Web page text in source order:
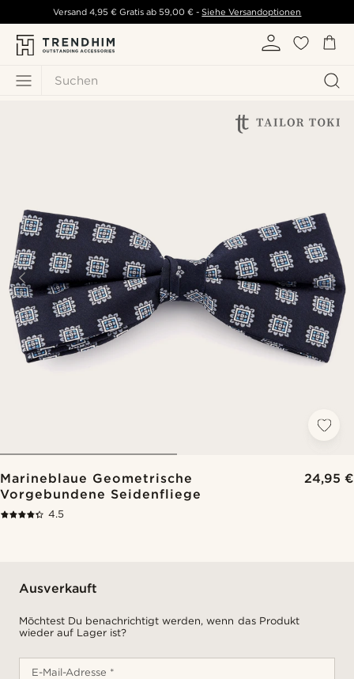
Suchen
Versand 4,95 € Gratis ab 59,00 € - Siehe Versandoptionen
Marineblaue Geometrische
Vorgebundene Seidenfliege
24,95 €
4.5
Ausverkauft
Möchtest Du benachrichtigt werden, wenn das Produkt
wieder auf Lager ist?
E-Mail-Adresse *